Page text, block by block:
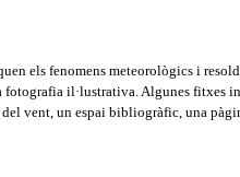
els fenomens meteorològics i
il·lustrativa. Algunes fitxes
vent, un espai bibliogràfic, una